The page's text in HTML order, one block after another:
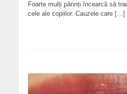
Foarte mulți părinți încearcă să
cele ale copiilor. Cauzele care […]